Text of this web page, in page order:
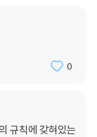
0
규칙에 갖혀있는